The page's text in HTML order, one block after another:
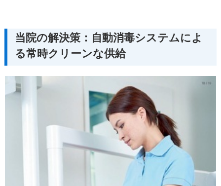
当院の解決策：自動消毒システムによ
る常時クリーンな供給